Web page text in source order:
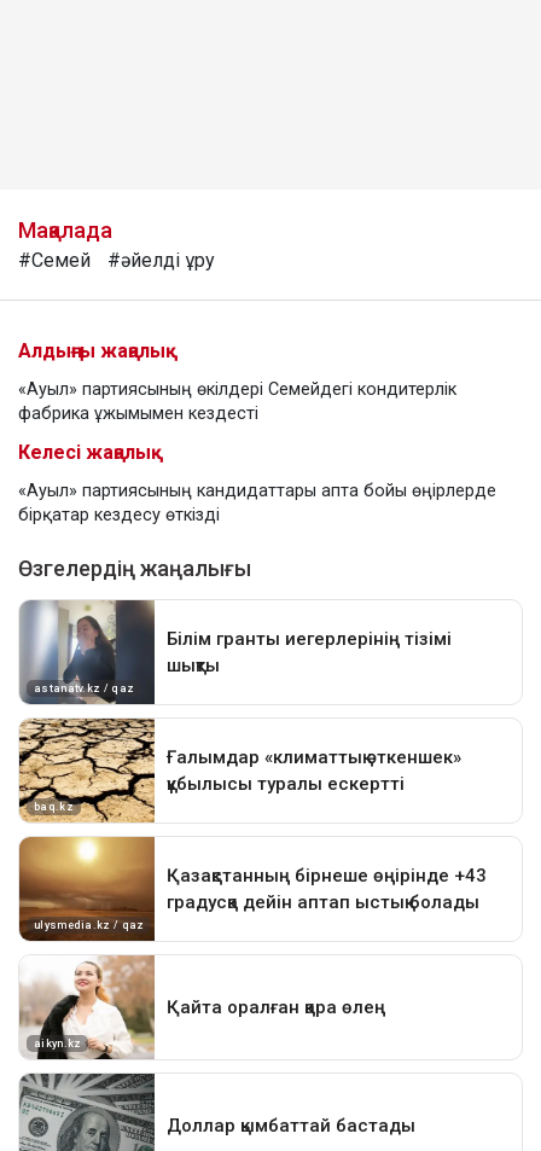
Мақалада
#Семей #әйелді ұру
Алдыңғы жаңалық
«Ауыл» партиясының өкілдері Семейдегі кондитерлік
фабрика ұжымымен кездесті
Келесі жаңалық
«Ауыл» партиясының кандидаттары апта бойы өңірлерде
бірқатар кездесу өткізді